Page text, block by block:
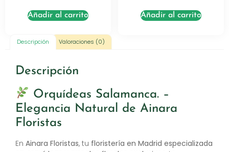
Añadir al carrito Añadir al carrito
Descripción Valoraciones (0)
Descripción
Orquídeas Salamanca. –
Elegancia Natural de Ainara
Floristas
En Ainara Floristas, tu floristería en Madrid especializada